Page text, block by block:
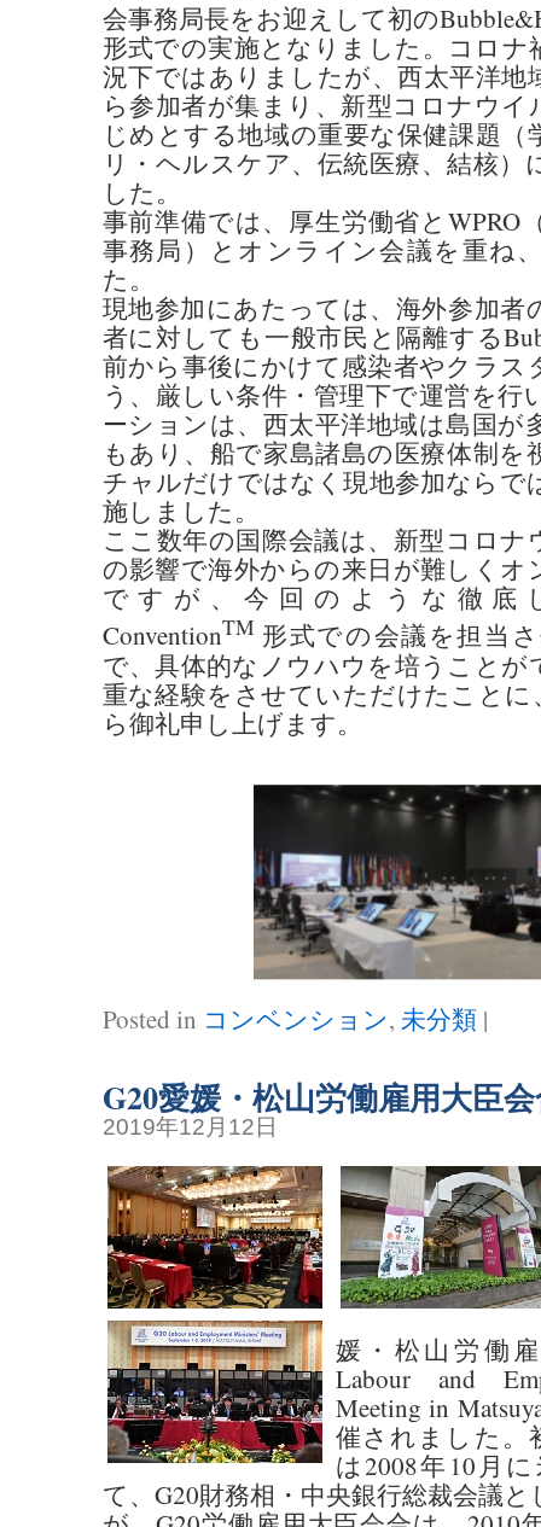
会事務局長をお迎えして初の
形式での実施となりました。コロナ
況下ではありましたが、西太平洋地
ら参加者が集まり、新型コロナウイ
じめとする地域の重要な保健課題（
リ・ヘルスケア、伝統医療、結核）
した。
事前準備では、厚生労働省とWPRO
事務局）とオンライン会議を重ね
た。
現地参加にあたっては、海外参加者
者に対しても一般市民と隔離する
前から事後にかけて感染者やクラス
う、厳しい条件・管理下で運営を行
ーションは、西太平洋地域は島国が
もあり、船で家島諸島の医療体制を
チャルだけではなく現地参加ならで
施しました。
ここ数年の国際会議は、新型コロナ
の影響で海外からの来日が難しくオ
ですが、今回のような徹底し
ConventionTM 形式での会議を担当
で、具体的なノウハウを培うことが
重な経験をさせていただけたことに
ら御礼申し上げます。
Posted in コンベンション, 未分類|
G20愛媛・松山労働雇用大臣
2019年12月12日
媛・松山労働
Labour and
Meeting in
催されました。
は2008年10月
て、G20財務相・中央銀行総裁会議